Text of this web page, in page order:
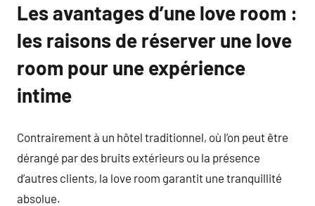
Les avantages d’une love room :
les raisons de réserver une love
room pour une expérience
intime
Contrairement à un hôtel traditionnel, où l’on peut être
dérangé par des bruits extérieurs ou la présence
d’autres clients, la love room garantit une tranquillité
absolue.